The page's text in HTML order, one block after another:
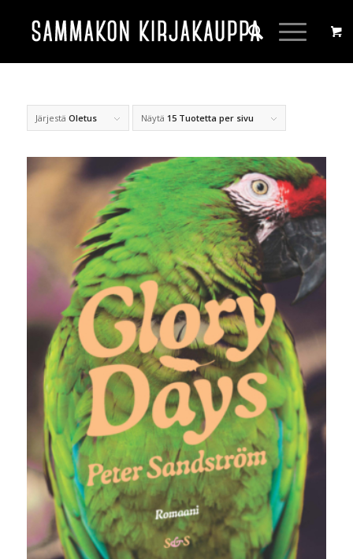
Järjestä Oletus Näytä 15 Tuotetta per sivu